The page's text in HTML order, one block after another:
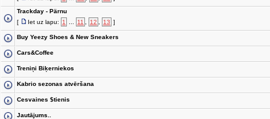
Trackday - Pärnu
[
Iet uz lapu: 1 11 12 13 ]
Buy Yeezy Shoes & New Sneakers
Cars&Coffee
Treniņi Biķerniekos
Kabrio sezonas atvēršana
Cesvaines $tienis
Jautājums..